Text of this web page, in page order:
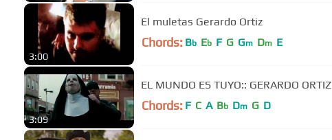
3:00
El muletas Gerardo Ortiz
Chords: Bb Eb F G Gm Dm E
3:09
EL MUNDO ES TUYO:: GERARDO ORTIZ
Chords: F C A Bb Dm G D